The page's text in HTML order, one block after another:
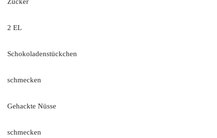
2 EL
Schokoladenstückchen
schmecken
Gehackte Nüsse
schmecken